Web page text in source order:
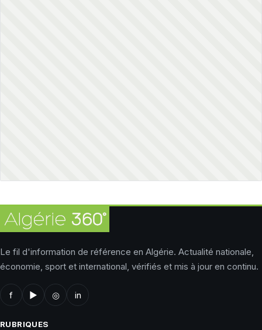
Le fil d'information de référence en Algérie. Actualité nationale,
économie, sport et international, vérifiés et mis à jour en continu.
f ▶ ◎ in
RUBRIQUES